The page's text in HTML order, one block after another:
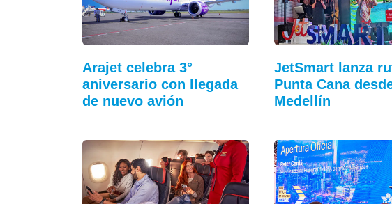
Arajet celebra 3°
aniversario con llegada
de nuevo avión
JetSmart lanza
Punta Cana
Medellín